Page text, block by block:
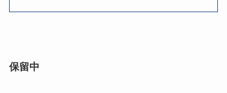
保留中